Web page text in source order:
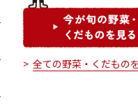
全ての野菜・くだもの